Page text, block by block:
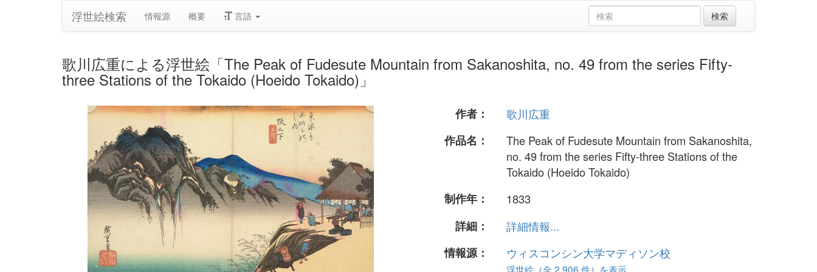
浮世絵検索 情報源 概要 言語
歌川広重による浮世絵「The Peak of Fudesute Mountain from Sakanoshita, no. 49 from the series Fifty-
three Stations of the Tokaido (Hoeido Tokaido)」
作者：
歌川広重
作品名：
The Peak of Fudesute Mountain from Sakanoshita,
no. 49 from the series Fifty-three Stations of the
Tokaido (Hoeido Tokaido)
制作年：
1833
詳細：
詳細情報...
情報源：
ウィスコンシン大学マディソン校
浮世絵（全 2,906 件）を表示...